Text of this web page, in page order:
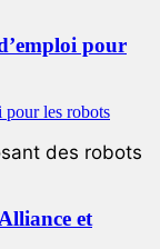
pour
des robots
et